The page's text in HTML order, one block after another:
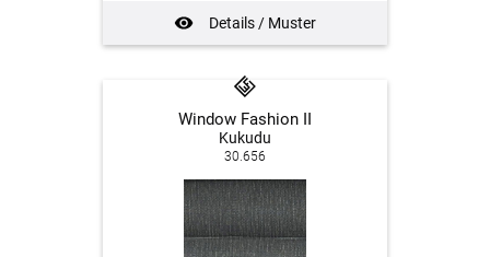
Details / Muster
Window Fashion II
Kukudu
30.656